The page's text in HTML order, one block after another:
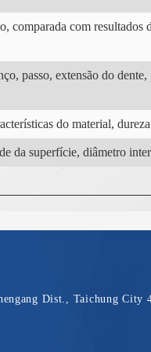
comparada com
passo, extensão do
do material,
da superfície, diâmetro
Dist., Taichung City